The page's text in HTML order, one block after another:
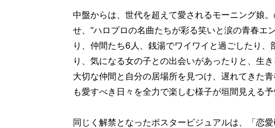
中盤からは、世代を超えて愛されるモーニング娘
せ、“ハロプロの名曲たちが彩る笑いと涙の青春エ
り、仲間たち6人、銭湯でワイワイと過ごしたり
り、気になる女の子との出会いがあったりと、生
大切な仲間と自分の居場所を見つけ、遅れてきた
も愛すべき日々を全力で楽しむ様子が垣間見える予
同じく解禁となったポスタービジュアルは、「恋